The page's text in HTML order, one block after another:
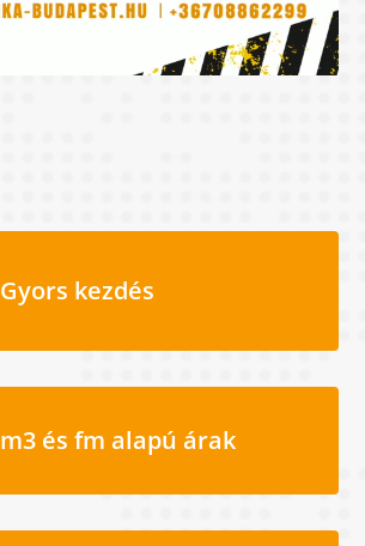
Gyors kezdés
m3 és fm alapú árak